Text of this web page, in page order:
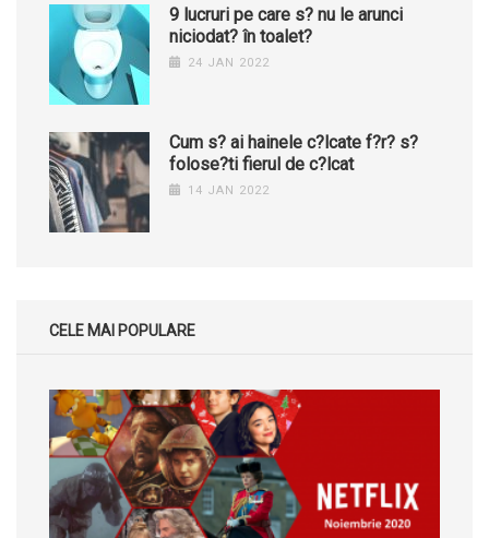
9 lucruri pe care s? nu le arunci
niciodat? în toalet?
24 JAN 2022
Cum s? ai hainele c?lcate f?r? s?
folose?ti fierul de c?lcat
14 JAN 2022
CELE MAI POPULARE